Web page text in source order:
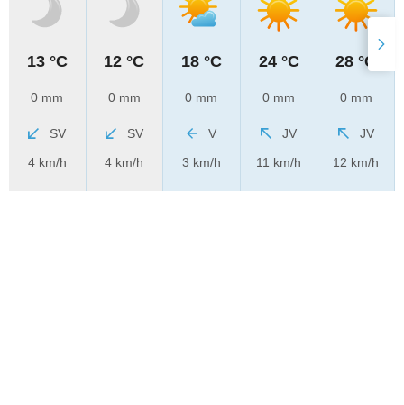
13 °C
0 mm
SV
4 km/h
12 °C
0 mm
SV
4 km/h
18 °C
0 mm
V
3 km/h
24 °C
0 mm
JV
11 km/h
28 °C
0 mm
JV
12 km/h